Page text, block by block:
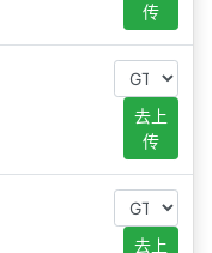
传
去上
传
去上